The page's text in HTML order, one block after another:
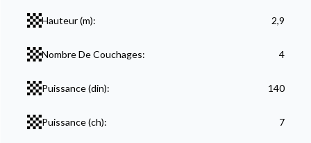
Hauteur (m): 2,9
Nombre De Couchages: 4
Puissance (din): 140
Puissance (ch): 7